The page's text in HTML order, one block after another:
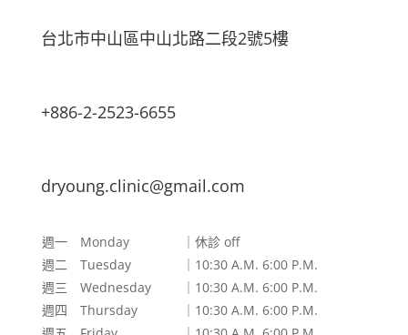
台北市中山區中山北路二段2號5樓
+886-2-2523-6655
dryoung.clinic@gmail.com
週一 Monday
｜休診 off
週二 Tuesday
｜10:30 A.M. 6:00 P.M.
週三 Wednesday
｜10:30 A.M. 6:00 P.M.
週四 Thursday
｜10:30 A.M. 6:00 P.M.